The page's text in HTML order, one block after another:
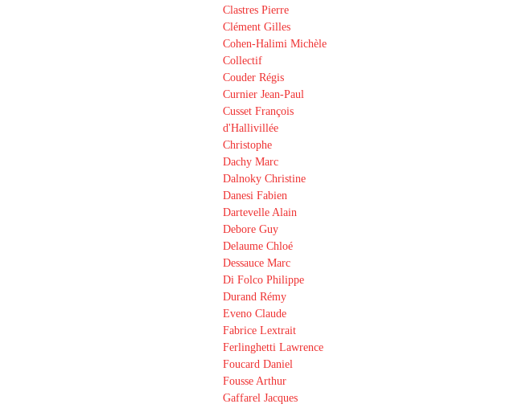
Clastres Pierre
Clément Gilles
Cohen-Halimi Michèle
Collectif
Couder Régis
Curnier Jean-Paul
Cusset François
d'Hallivillée
Christophe
Dachy Marc
Dalnoky Christine
Danesi Fabien
Dartevelle Alain
Debore Guy
Delaume Chloé
Dessauce Marc
Di Folco Philippe
Durand Rémy
Eveno Claude
Fabrice Lextrait
Ferlinghetti Lawrence
Foucard Daniel
Fousse Arthur
Gaffarel Jacques